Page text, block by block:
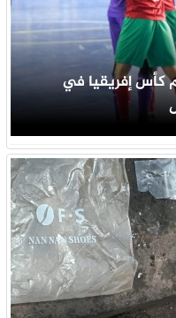
كأس إفريقيا في